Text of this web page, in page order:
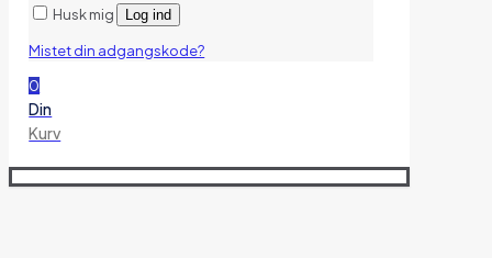
Husk mig Log ind
Mistet din adgangskode?
0
Din
Kurv